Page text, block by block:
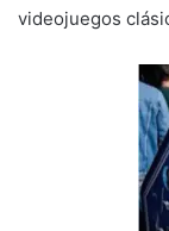
videojuegos